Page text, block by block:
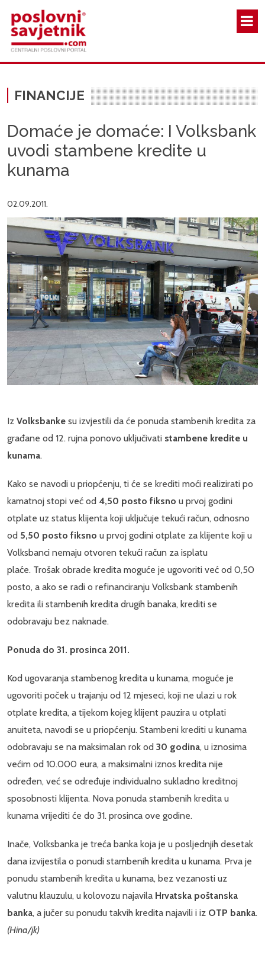
FINANCIJE
Domaće je domaće: I Volksbank
uvodi stambene kredite u
kunama
02.09.2011.
Iz Volksbanke su izvjestili da će ponuda stambenih kredita za
građane od 12. rujna ponovo uključivati stambene kredite u
kunama.
Kako se navodi u priopćenju, ti će se krediti moći realizirati po
kamatnoj stopi već od 4,50 posto fiksno u prvoj godini
otplate uz status klijenta koji uključuje tekući račun, odnosno
od 5,50 posto fiksno u prvoj godini otplate za klijente koji u
Volksbanci nemaju otvoren tekući račun za isplatu
plaće. Trošak obrade kredita moguće je ugovoriti već od 0,50
posto, a ako se radi o refinanciranju Volksbank stambenih
kredita ili stambenih kredita drugih banaka, krediti se
odobravaju bez naknade.
Ponuda do 31. prosinca 2011.
Kod ugovaranja stambenog kredita u kunama, moguće je
ugovoriti poček u trajanju od 12 mjeseci, koji ne ulazi u rok
otplate kredita, a tijekom kojeg klijent pauzira u otplati
anuiteta, navodi se u priopćenju. Stambeni krediti u kunama
odobravaju se na maksimalan rok od 30 godina, u iznosima
većim od 10.000 eura, a maksimalni iznos kredita nije
određen, već se određuje individualno sukladno kreditnoj
sposobnosti klijenta. Nova ponuda stambenih kredita u
kunama vrijediti će do 31. prosinca ove godine.
Inače, Volksbanka je treća banka koja je u posljednjih desetak
dana izvijestila o ponudi stambenih kredita u kunama. Prva je
ponudu stambenih kredita u kunama, bez vezanosti uz
valutnu klauzulu, u kolovozu najavila Hrvatska poštanska
banka, a jučer su ponudu takvih kredita najavili i iz OTP banka.
(Hina/jk)